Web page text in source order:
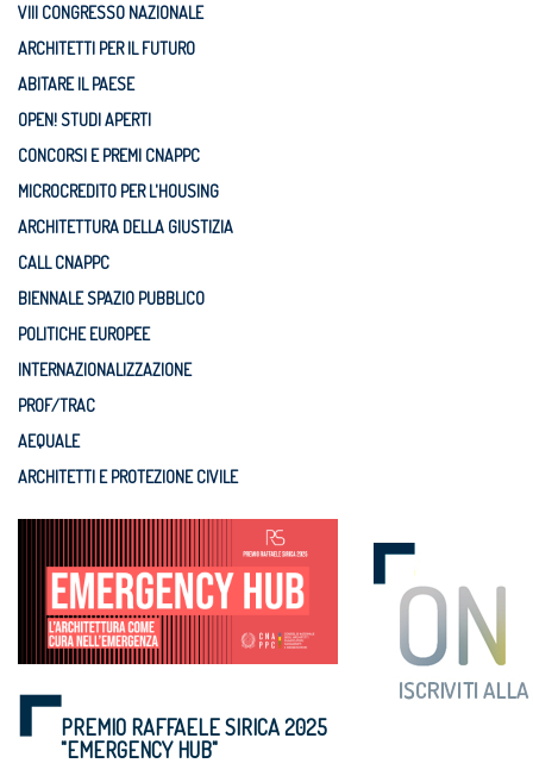
VIII CONGRESSO NAZIONALE
ARCHITETTI PER IL FUTURO
ABITARE IL PAESE
OPEN! STUDI APERTI
CONCORSI E PREMI CNAPPC
MICROCREDITO PER L'HOUSING
ARCHITETTURA DELLA GIUSTIZIA
CALL CNAPPC
BIENNALE SPAZIO PUBBLICO
POLITICHE EUROPEE
INTERNAZIONALIZZAZIONE
PROF/TRAC
AEQUALE
ARCHITETTI E PROTEZIONE CIVILE
PREMIO RAFFAELE SIRICA 2025
"EMERGENCY HUB"